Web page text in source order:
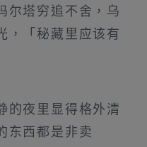
尔塔穷追不舍，乌
，「秘藏里应该有
的夜里显得格外清
东西都是非卖